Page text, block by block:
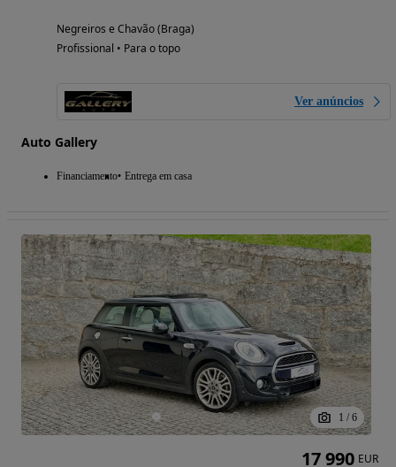
Negreiros e Chavão (Braga)
Profissional • Para o topo
Ver anúncios
Auto Gallery
Financiamento Entrega em casa
1 / 6
17 990 EUR